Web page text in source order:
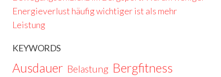
Energieverlust häufig wichtiger ist als mehr
Leistung
KEYWORDS
Ausdauer Belastung Bergfitness